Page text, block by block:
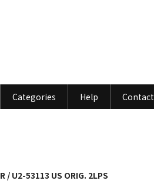
Categories Help Contact
/ U2-53113 US ORIG. 2LPS